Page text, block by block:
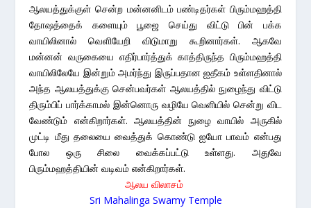
ஆலயத்துக்குள் சென்ற மன்னனிடம் பண்டிதர்கள் பிரும்மஹத்தி
தோஷத்தைக் களையும் பூஜை செய்து விட்டு பின் பக்க
வாயிலினால் வெளியேறி விடுமாறு கூறினார்கள். ஆகவே
மன்னன் வருகையை எதிர்பார்த்துக் காத்திருந்த பிரும்மஹத்தி
வாயிலிலேயே இன்றும் அமர்ந்து இருப்பதான ஐதீகம் உள்ளதினால்
அந்த ஆலயத்துக்கு சென்பவர்கள் ஆலயத்தில் நுழைந்து விட்டு
திரும்பிப் பார்க்காமல் இன்னொரு வழியே வெளியில் சென்று விட
வேண்டும் என்கிறார்கள். ஆலயத்தின் நுழை வாயில் அருகில்
முட்டி மீது தலையை வைத்துக் கொண்டு ஐயோ பாவம் என்பது
போல ஒரு சிலை வைக்கப்பட்டு உள்ளது. அதுவே
பிரும்மஹத்தியின் வடிவம் என்கிறார்கள்.
ஆலய விலாசம்
Sri Mahalinga Swamy Temple